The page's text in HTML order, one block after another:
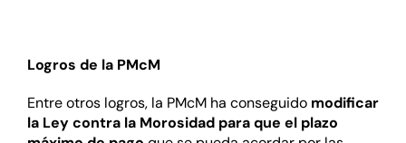
Logros de la PMcM
Entre otros logros, la PMcM ha conseguido modificar
la Ley contra la Morosidad para que el plazo